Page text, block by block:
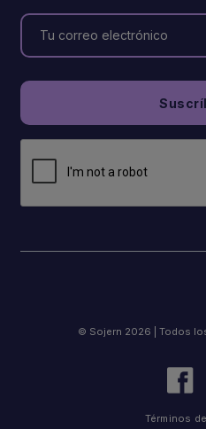
© Sojern 2026 | Todos
Términos